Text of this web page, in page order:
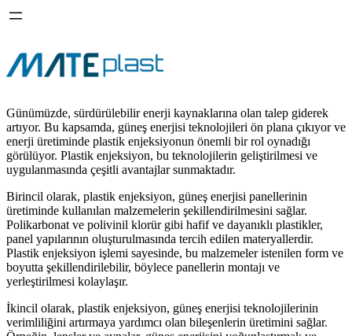
Günümüzde, sürdürülebilir enerji kaynaklarına olan talep giderek
artıyor. Bu kapsamda, güneş enerjisi teknolojileri ön plana çıkıyor ve
enerji üretiminde plastik enjeksiyonun önemli bir rol oynadığı
görülüyor. Plastik enjeksiyon, bu teknolojilerin geliştirilmesi ve
uygulanmasında çeşitli avantajlar sunmaktadır.
Birincil olarak, plastik enjeksiyon, güneş enerjisi panellerinin
üretiminde kullanılan malzemelerin şekillendirilmesini sağlar.
Polikarbonat ve polivinil klorür gibi hafif ve dayanıklı plastikler,
panel yapılarının oluşturulmasında tercih edilen materyallerdir.
Plastik enjeksiyon işlemi sayesinde, bu malzemeler istenilen form ve
boyutta şekillendirilebilir, böylece panellerin montajı ve
yerleştirilmesi kolaylaşır.
İkincil olarak, plastik enjeksiyon, güneş enerjisi teknolojilerinin
verimliliğini artırmaya yardımcı olan bileşenlerin üretimini sağlar.